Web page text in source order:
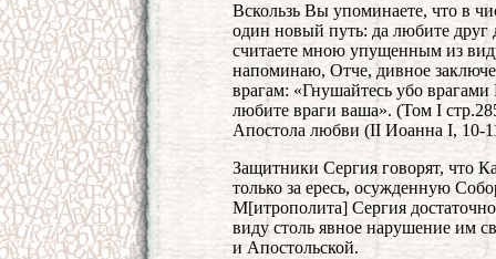
Вскользь Вы упоминаете, что в
один новый путь: да любите
считаете мною упущенным из
напоминаю, Отче, дивное
врагам: «Гнушайтесь убо
любите враги ваша». (Том I
Апостола любви (II Иоанна I, 10-
Защитники Сергия говорят, что
только за ересь, осужденную
М[итрополита] Сергия
виду столь явное нарушение им
и Апостольской.